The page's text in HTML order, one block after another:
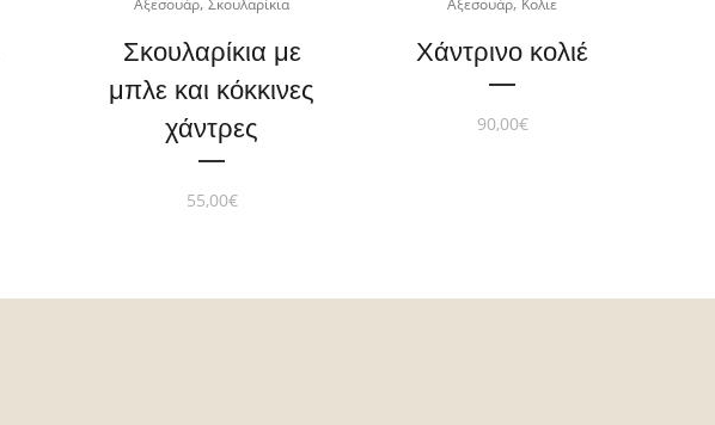
Αξεσουάρ Σκουλαρίκια
Σκουλαρίκια με
μπλε και κόκκινες
χάντρες
55,00€
Αξεσουάρ Κολιε
Χάντρινο κολιέ
90,00€